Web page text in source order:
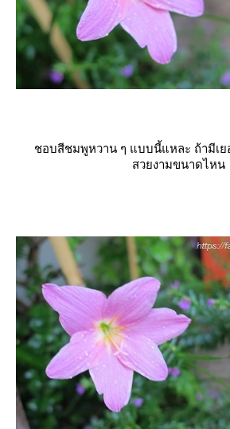
ชอบสีชมพูหวาน ๆ แบบนี้แหละ ถ้ามีเย
สวยงามขนาดไหน